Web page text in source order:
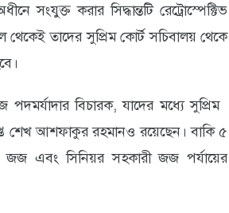
সংযুক্ত করার সিদ্ধান্তটি রেট্রোস্পেক্টিভ
থেকেই তাদের সুপ্রিম কোর্ট সচিবালয় থেকে
বিচারক, যাদের মধ্যে সুপ্রিম
শেখ আশফাকুর রহমানও রয়েছেন। বাকি ৫
এবং সিনিয়র সহকারী জজ পর্যায়ের